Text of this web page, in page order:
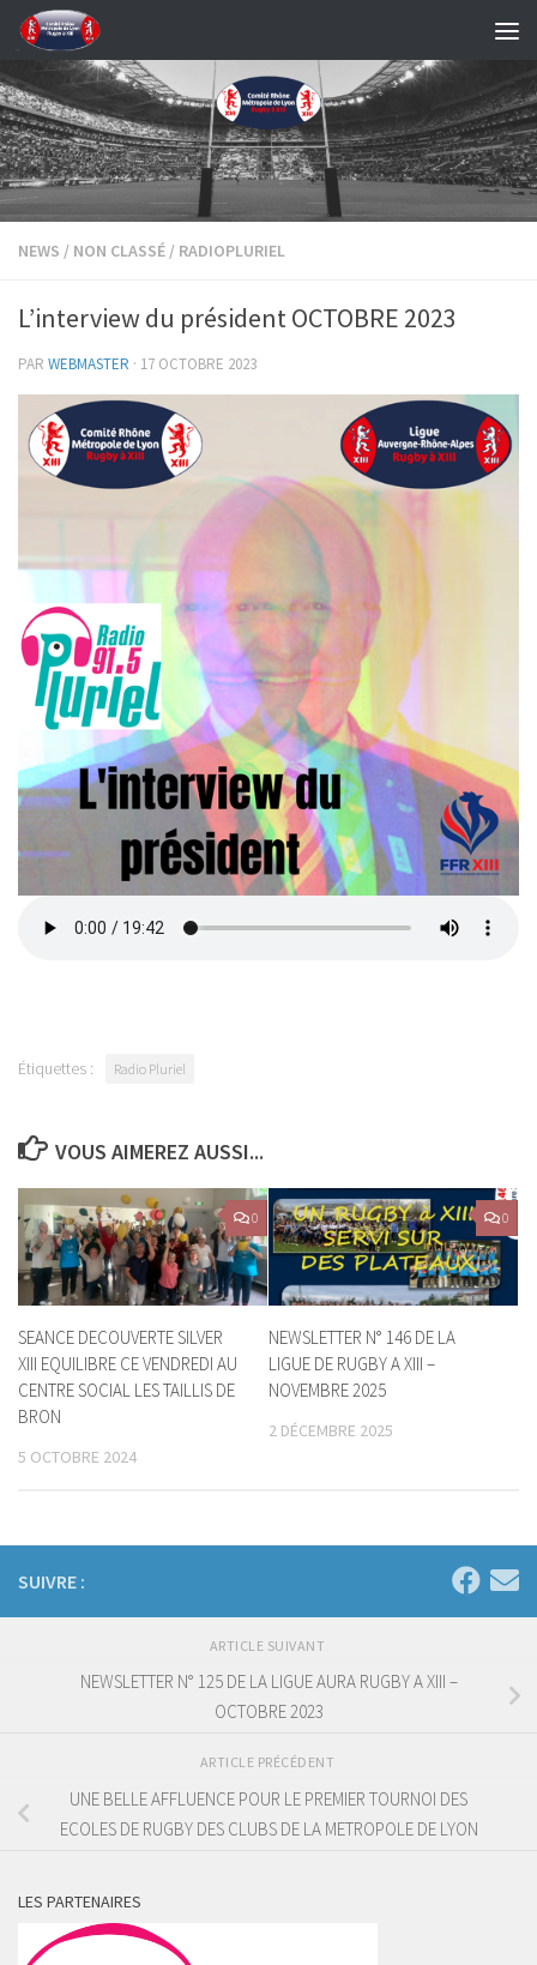
Skip to content
NEWS / NON CLASSÉ / RADIOPLURIEL
L’interview du président OCTOBRE 2023
PAR WEBMASTER · 17 OCTOBRE 2023
Étiquettes : Radio Pluriel
VOUS AIMEREZ AUSSI...
0
SEANCE DECOUVERTE SILVER
XIII EQUILIBRE CE VENDREDI AU
CENTRE SOCIAL LES TAILLIS DE
BRON
5 OCTOBRE 2024
0
NEWSLETTER N° 146 DE LA
LIGUE DE RUGBY A XIII –
NOVEMBRE 2025
2 DÉCEMBRE 2025
SUIVRE :
ARTICLE SUIVANT
NEWSLETTER N° 125 DE LA LIGUE AURA RUGBY A XIII –
OCTOBRE 2023
ARTICLE PRÉCÉDENT
UNE BELLE AFFLUENCE POUR LE PREMIER TOURNOI DES
ECOLES DE RUGBY DES CLUBS DE LA METROPOLE DE LYON
LES PARTENAIRES